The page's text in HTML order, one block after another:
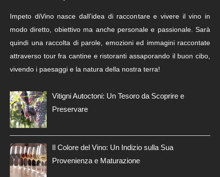
Impeto diVino nasce dall’idea di raccontare e vivere il vino in
modo diretto, obiettivo ma anche personale e passionale. Sarà
quindi una raccolta di parole, emozioni ed immagini raccontate
attraverso tour fra cantine e ristoranti assaporando il buon cibo,
vivendo i paesaggi e la natura della nostra terra!
Vitigni Autoctoni: Un Tesoro da Scoprire e
Preservare
Il Colore del Vino: Un Indizio sulla Sua
Provenienza e Maturazione